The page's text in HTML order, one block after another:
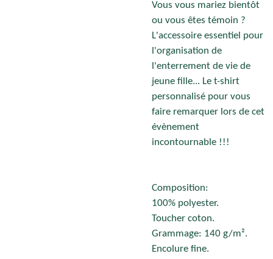
Vous vous mariez bientôt
ou vous êtes témoin ?
L'accessoire essentiel pour
l'organisation de
l'enterrement de vie de
jeune fille... Le t-shirt
personnalisé pour vous
faire remarquer lors de cet
évènement
incontournable !!!
Composition:
100% polyester.
Toucher coton.
Grammage: 140 g/m².
Encolure fine.